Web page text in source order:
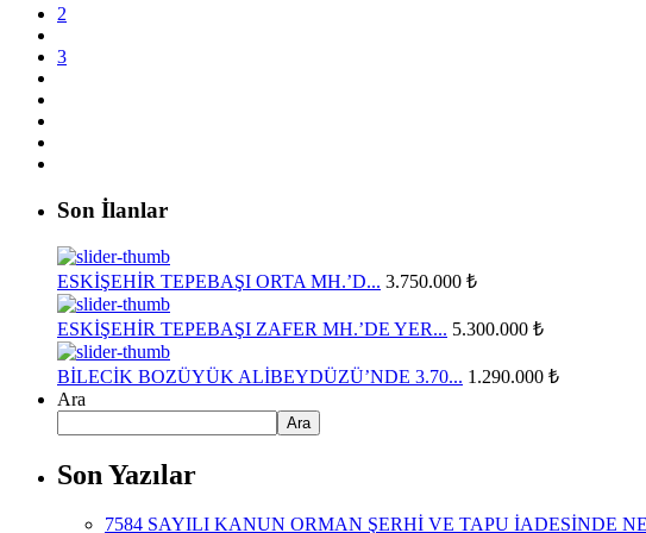
2
3
Son İlanlar
ESKİŞEHİR TEPEBAŞI ORTA MH.’D... 3.750.000 ₺
ESKİŞEHİR TEPEBAŞI ZAFER MH.’DE YER... 5.300.000 ₺
BİLECİK BOZÜYÜK ALİBEYDÜZÜ’NDE 3.70... 1.290.000 ₺
Ara
Ara
Son Yazılar
7584 SAYILI KANUN ORMAN ŞERHİ VE TAPU İADESİNDE